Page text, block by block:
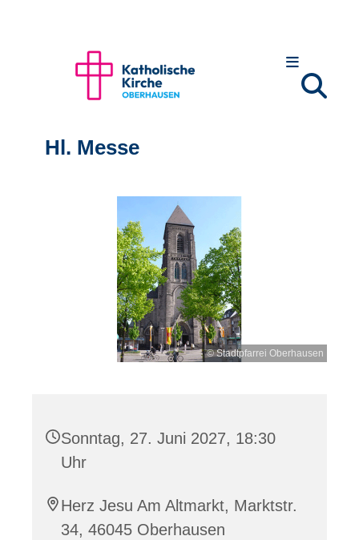
Hl. Messe
© Stadtpfarrei Oberhausen
Sonntag, 27. Juni 2027, 18:30
Uhr
Herz Jesu Am Altmarkt, Marktstr.
34, 46045 Oberhausen